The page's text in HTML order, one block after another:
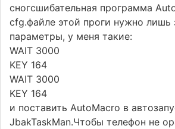
сногсшибательная программа
cfg.файле этой проги нужно лишь
параметры, у меня такие:
WAIT 3000
KEY 164
WAIT 3000
KEY 164
и поставить AutoMacro в
JbakTaskMan.Чтобы телефон не